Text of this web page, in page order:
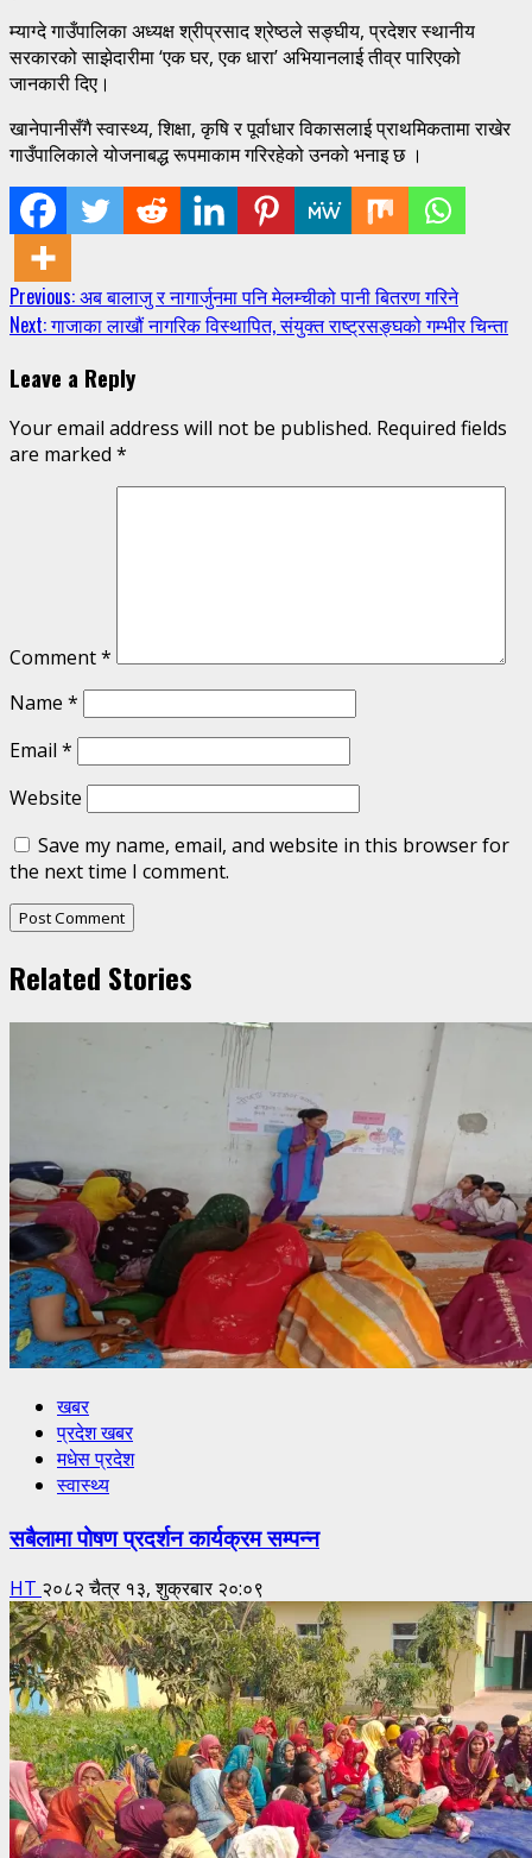
म्याग्दे गाउँपालिका अध्यक्ष श्रीप्रसाद श्रेष्ठले सङ्घीय, प्रदेशर स्थानीय
सरकारको साझेदारीमा ‘एक घर, एक धारा’ अभियानलाई तीव्र पारिएको
जानकारी दिए।
खानेपानीसँगै स्वास्थ्य, शिक्षा, कृषि र पूर्वाधार विकासलाई प्राथमिकतामा राखेर
गाउँपालिकाले योजनाबद्ध रूपमाकाम गरिरहेको उनको भनाइ छ ।
Continue
Reading
Previous:अब बालाजु र नागार्जुनमा पनि मेलम्चीको पानी बितरण गरिने
Next:गाजाका लाखौं नागरिक विस्थापित, संयुक्त राष्ट्रसङ्घको गम्भीर चिन्ता
Leave a Reply
Your email address will not be published. Required fields
are marked *
Comment*
Name *
Email *
Website
Save my name, email, and website in this browser for
the next time I comment.
Related Stories
खबर
प्रदेश खबर
मधेस प्रदेश
स्वास्थ्य
सबैलामा पोषण प्रदर्शन कार्यक्रम सम्पन्न
HT २०८२ चैत्र १३, शुक्रबार २०:०९